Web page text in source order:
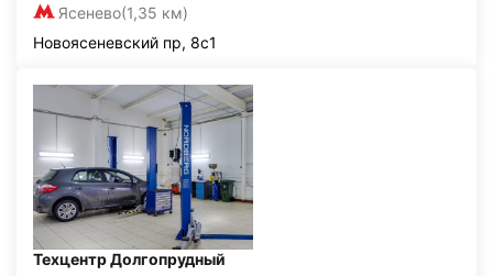
Ясенево(1,35 км)
Новоясеневский пр, 8с1
Техцентр Долгопрудный